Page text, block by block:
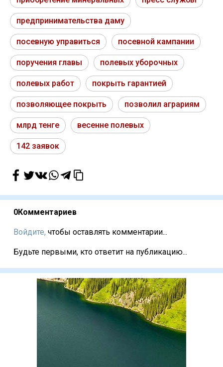
предпринимательства даму
посевную управиться посевной кампании
поручения главы полевых уборочных
полевых работ покрыть гарантией
позволяющее покрыть позволил аграриям
млрд тенге весенне полевых
142 заявок
0Комментариев
Войдите, чтобы оставлять комментарии...
Будьте первыми, кто ответит на публикацию...